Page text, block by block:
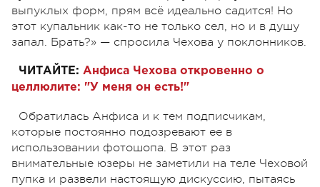
выпуклых форм, прям всё идеально садится! Но
этот купальник как-то не только сел, но и в душу
запал. Брать?» — спросила Чехова у поклонников.
ЧИТАЙТЕ: Анфиса Чехова откровенно о
целлюлите: "У меня он есть!"
Обратилась Анфиса и к тем подписчикам,
которые постоянно подозревают ее в
использовании фотошопа. В этот раз
внимательные юзеры не заметили на теле Чеховой
пупка и развели настоящую дискуссию, пытаясь